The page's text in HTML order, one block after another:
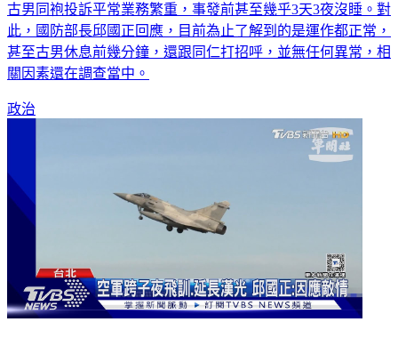
古男同袍投訴平常業務繁重，事發前甚至幾乎3天3夜沒睡。對
此，國防部長邱國正回應，目前為止了解到的是運作都正常，
甚至古男休息前幾分鐘，還跟同仁打招呼，並無任何異常，相
關因素還在調查當中。
政治